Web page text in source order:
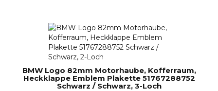
BMW Logo 82mm Motorhaube, Kofferraum,
Heckklappe Emblem Plakette 51767288752
Schwarz / Schwarz, 3-Loch